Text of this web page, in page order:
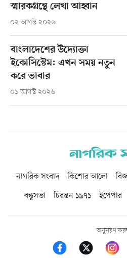
স্মারকগ্রন্থে লেখা আহ্বান
০২ আগস্ট ২০২৬
বাংলাদেশের উদ্যোক্তা
ইকোসিস্টেম: এখন সময় নতুন
করে ভাবার
০১ আগস্ট ২০২৬
নাগরিক সংবাদ কিশোর আলো
বন্ধুসভা
চিরন্তন ১৯৭১ ইপেপার
অনুসরণ